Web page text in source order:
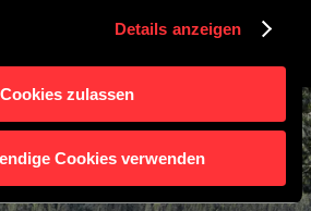
Details anzeigen
Cookies zulassen
Cookies verwenden